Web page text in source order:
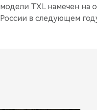
модели TXL намечен на
России в следующем